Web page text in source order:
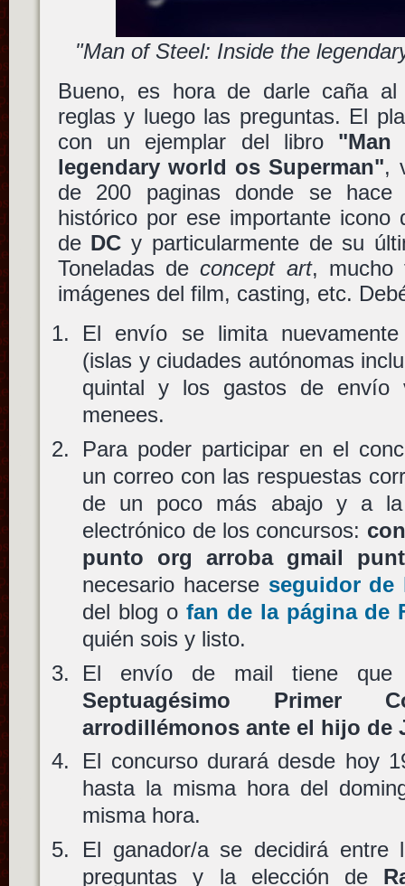
"Man of Steel: Inside the
Bueno, es hora de darle caña al
reglas y luego las preguntas. El
con un ejemplar del libro
legendary world os Superman",
de 200 paginas donde se
histórico por ese importante icono
de DC y particularmente de su
Toneladas deconcept art, mucho
imágenes del film, casting, etc.
El envío se limita
(islas y ciudades autónomas
quintal y los gastos de
menees.
Para poder participar en el
un correo con las respuestas
de un poco más abajo y a la
electrónico de los concursos:
punto org arroba gmail
necesario hacerse seguidor de
del blog o fan de la página de
quién sois y listo.
El envío de mail tiene
Septuagésimo Primer
arrodillémonos ante el hijo de
El concurso durará desde hoy
hasta la misma hora del
misma hora.
El ganador/a se decidirá entre
preguntas y la elección de